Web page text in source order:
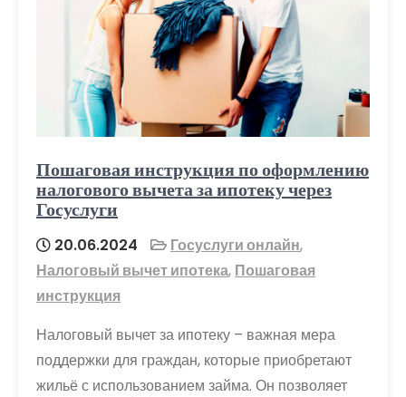
Пошаговая инструкция по оформлению
налогового вычета за ипотеку через
Госуслуги
20.06.2024 Госуслуги онлайн,
Налоговый вычет ипотека, Пошаговая
инструкция
Налоговый вычет за ипотеку – важная мера
поддержки для граждан, которые приобретают
жильё с использованием займа. Он позволяет